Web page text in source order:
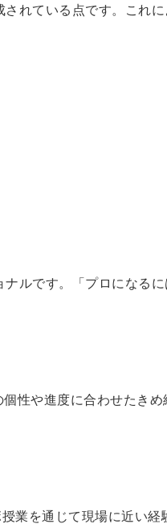
れている点です。これ
ルです。「プロになる
性や進度に合わせたき
業を通じて現場に近い経